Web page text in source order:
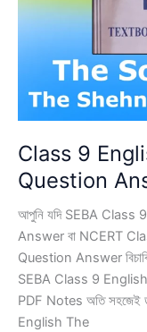
Answer
Class 9
Question
আপুনি যদি SEBA
Answer বা NCERT
Question Answer
SEBA Class 9
PDF Notes অতি সহজেই
English The